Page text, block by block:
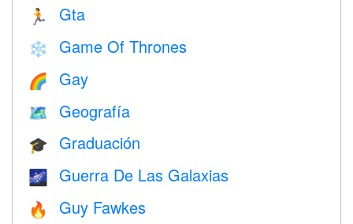
🏃 Gta
❄️ Game Of Thrones
🌈 Gay
🗺 Geografía
🎓 Graduación
🌌 Guerra De Las Galaxias
🔥 Guy Fawkes